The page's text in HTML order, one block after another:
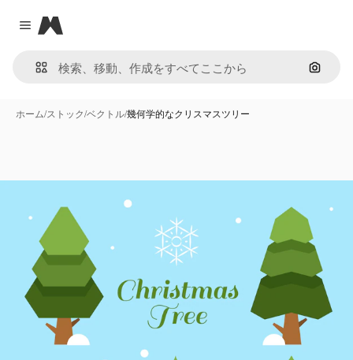
Close menu
Magnific
画像で
ホーム/ストック/ベクトル/幾何学的なクリスマスツリー